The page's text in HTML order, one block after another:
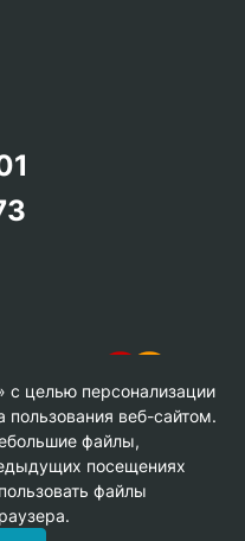
MARAZZI, ООО «Гамма
с целью персонализации
веб-сайтом.
файлы,
посещениях
файлы